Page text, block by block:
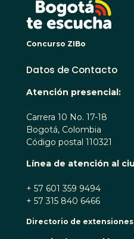
Concurso ZIBo
Datos de Contacto
Atención presencial:
Carrera 10 No. 17-18
Bogotá, Colombia
Código postal 110321
Línea de atención al
+ 57 601 359 9494
+ 57 315 840 6466
Directorio de extensiones